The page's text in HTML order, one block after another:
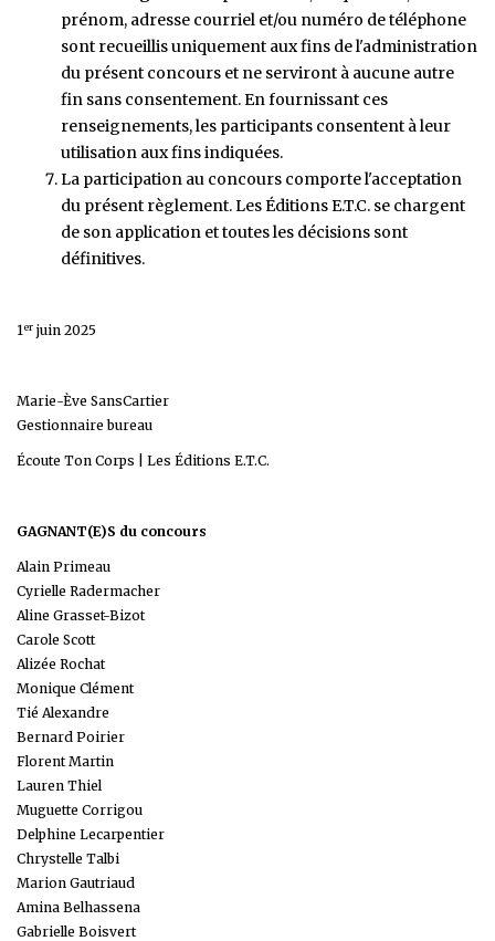
prénom, adresse courriel et/ou numéro de téléphone
sont recueillis uniquement aux fins de l'administration
du présent concours et ne serviront à aucune autre
fin sans consentement. En fournissant ces
renseignements, les participants consentent à leur
utilisation aux fins indiquées.
La participation au concours comporte l'acceptation
du présent règlement. Les Éditions E.T.C. se chargent
de son application et toutes les décisions sont
définitives.
1er juin 2025
Marie-Ève SansCartier
Gestionnaire bureau
Écoute Ton Corps | Les Éditions E.T.C.
GAGNANT(E)S du concours
Alain Primeau
Cyrielle Radermacher
Aline Grasset-Bizot
Carole Scott
Alizée Rochat
Monique Clément
Tié Alexandre
Bernard Poirier
Florent Martin
Lauren Thiel
Muguette Corrigou
Delphine Lecarpentier
Chrystelle Talbi
Marion Gautriaud
Amina Belhassena
Gabrielle Boisvert